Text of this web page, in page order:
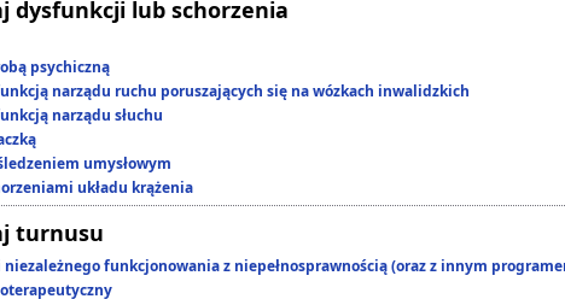
dysfunkcji lub schorzenia
psychiczną
narządu ruchu poruszających się na wózkach inwalidzkich
narządu słuchu
umysłowym
układu krążenia
turnusu
niezależnego funkcjonowania z niepełnosprawnością (oraz z innym